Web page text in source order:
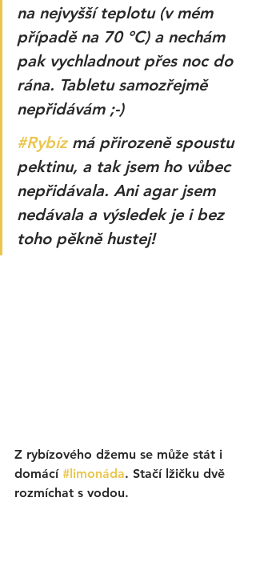
na nejvyšší teplotu (v mém
případě na 70 °C) a nechám
pak vychladnout přes noc do
rána. Tabletu samozřejmě
nepřidávám ;-)
#Rybíz má přirozeně spoustu
pektinu, a tak jsem ho vůbec
nepřidávala. Ani agar jsem
nedávala a výsledek je i bez
toho pěkně hustej!
Z rybízového džemu se může stát i
domácí #limonáda. Stačí lžičku dvě
rozmíchat s vodou.